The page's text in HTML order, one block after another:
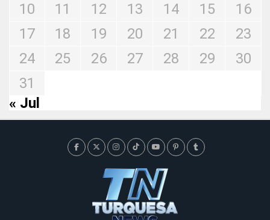
10
11 12 13 14 15
16
17
18 19 20 21 22
23
24
25 26 27 28 29
30
31
« Jul